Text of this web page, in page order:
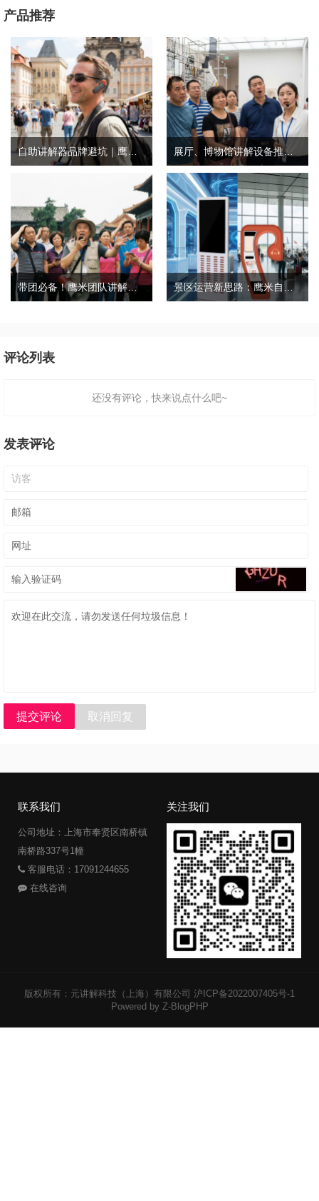
产品推荐
自助讲解器品牌避坑｜鹰米自助讲解器，实测好用不踩雷 展厅、博物馆讲解设备推荐｜分区讲解系统，解决多团队接待核心痛点
带团必备！鹰米团队讲解器，防串音 + 易管理双在线
评论列表
还没有评论，快来说点什么吧~
发表评论
提交评论 取消回复
联系我们
公司地址：上海市奉贤区南桥镇
南桥路337号1幢
客服电话：17091244655
在线咨询
关注我们
版权所有：元讲解科技（上海）有限公司 沪ICP备2022007405号-1
Powered by Z-BlogPHP